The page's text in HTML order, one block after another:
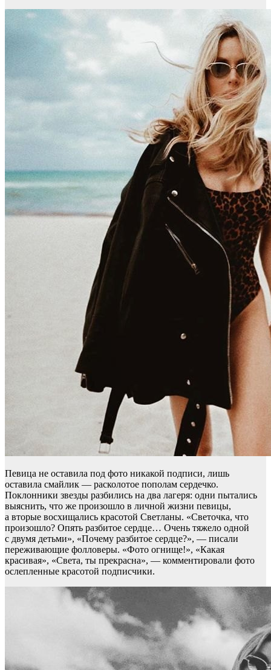
Певица не оставила под фото никакой подписи, лишь
оставила смайлик — расколотое пополам сердечко.
Поклонники звезды разбились на два лагеря: одни пытались
выяснить, что же произошло в личной жизни певицы,
а вторые восхищались красотой Светланы. «Светочка, что
произошло? Опять разбитое сердце… Очень тяжело одной
с двумя детьми», «Почему разбитое сердце?», — писали
переживающие фолловеры. «Фото огнище!», «Какая
красивая», «Света, ты прекрасна», — комментировали фото
ослепленные красотой подписчики.